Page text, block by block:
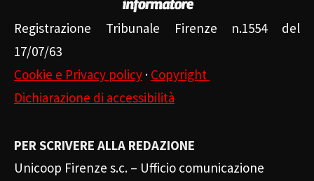
Registrazione Tribunale Firenze n.1554 del
17/07/63
Cookie e Privacy policy · Copyright
Dichiarazione di accessibilità
PER SCRIVERE ALLA REDAZIONE
Unicoop Firenze s.c. – Ufficio comunicazione